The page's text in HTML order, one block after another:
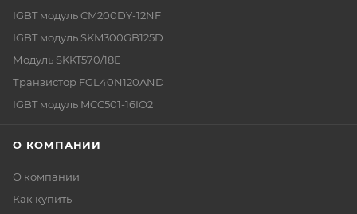
IGBT модуль CM200DY-12NF
IGBT модуль SKM300GB125D
Модуль SKKT570/18E
Транзистор FGL40N120AND
IGBT модуль MCC501-16IO2
О КОМПАНИИ
О компании
Как купить